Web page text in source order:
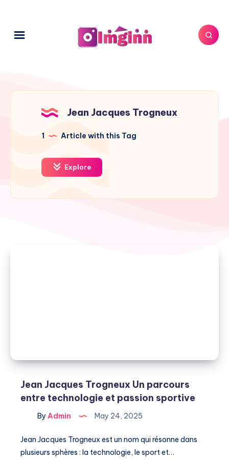
Jean Jacques Trogneux
1 Article with this Tag
Explore
Jean Jacques Trogneux Un parcours
entre technologie et passion sportive
By Admin May 24, 2025
Jean Jacques Trogneux est un nom qui résonne dans
plusieurs sphères : la technologie, le sport et…